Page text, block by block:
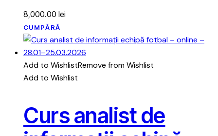
8,000.00 lei
CUMPĂRĂ
Add to WishlistRemove from Wishlist
Add to Wishlist
Curs analist de